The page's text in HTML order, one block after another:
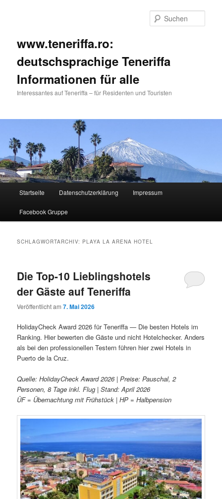
www.teneriffa.ro:
deutschsprachige Teneriffa
Informationen für alle
Interessantes auf Teneriffa – für Residenten und Touristen
Zum
primären
Zum
sekundären
Startseite Datenschutzerklärung Impressum
Facebook Gruppe
SCHLAGWORTARCHIV: PLAYA LA ARENA HOTEL
Die Top-10 Lieblingshotels
der Gäste auf Teneriffa
Veröffentlicht am7. Mai 2026
HolidayCheck Award 2026 für Teneriffa — Die besten Hotels im
Ranking. Hier bewerten die Gäste und nicht Hotelchecker. Anders
als bei den professionellen Testern führen hier zwei Hotels in
Puerto de la Cruz.
Quelle: HolidayCheck Award 2026 | Preise: Pauschal, 2
Personen, 8 Tage inkl. Flug | Stand: April 2026
ÜF = Übernachtung mit Frühstück | HP = Halbpension